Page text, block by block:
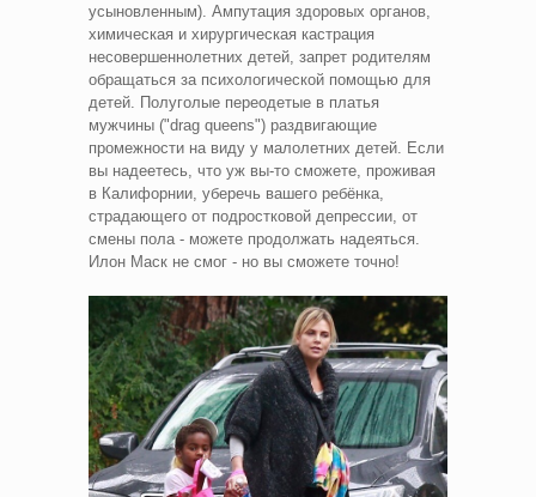
усыновленным). Ампутация здоровых органов,
химическая и хирургическая кастрация
несовершеннолетних детей, запрет родителям
обращаться за психологической помощью для
детей. Полуголые переодетые в платья
мужчины ("drag queens") раздвигающие
промежности на виду у малолетних детей. Если
вы надеетесь, что уж вы-то сможете, проживая
в Калифорнии, уберечь вашего ребёнка,
страдающего от подростковой депрессии, от
смены пола - можете продолжать надеяться.
Илон Маск не смог - но вы сможете точно!